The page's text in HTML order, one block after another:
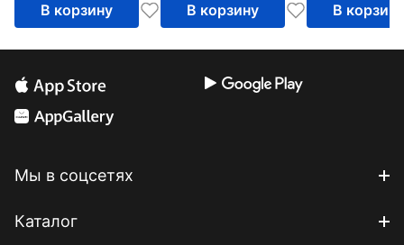
В корзину В корзину В корзину
Мы в соцсетях
Каталог